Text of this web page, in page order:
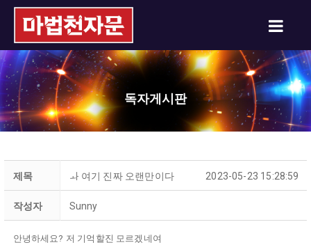
독자게시판
제목 ㅘ 여기 진짜 오랜만이다 2023-05-23 15:28:59
작성자 Sunny
안녕하세요? 저 기억할진 모르겠네여